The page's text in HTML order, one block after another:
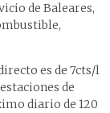
de Baleares,
es de 7cts/l
de
diario de 120